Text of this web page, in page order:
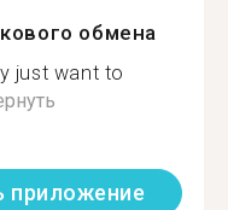
обмена
just want to
приложение